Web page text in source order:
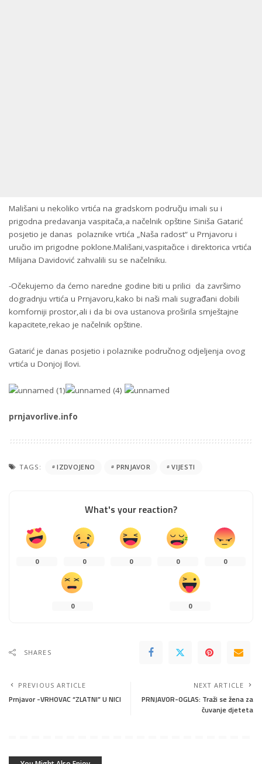
Mališani u nekoliko vrtića na gradskom području imali su i
prigodna predavanja vaspitača,a načelnik opštine Siniša Gatarić
posjetio je danas polaznike vrtića „Naša radost“ u Prnjavoru i
uručio im prigodne poklone.Mališani,vaspitačice i direktorica vrtića
Milijana Davidović zahvalili su se načelniku.
-Očekujemo da ćemo naredne godine biti u prilici da završimo
dogradnju vrtića u Prnjavoru,kako bi naši mali sugrađani dobili
komforniji prostor,ali i da bi ova ustanova proširila smještajne
kapacitete,rekao je načelnik opštine.
Gatarić je danas posjetio i polaznike područnog odjeljenja ovog
vrtića u Donjoj Ilovi.
prnjavorlive.info
TAGS: IZDVOJENO PRNJAVOR VIJESTI
What's your reaction?
0 0 0 0 0
0 0
SHARES
PREVIOUS ARTICLE
Prnjavor -VRHOVAC “ZLATNI” U NICI
NEXT ARTICLE
PRNJAVOR-OGLAS: Traži se žena za
čuvanje djeteta